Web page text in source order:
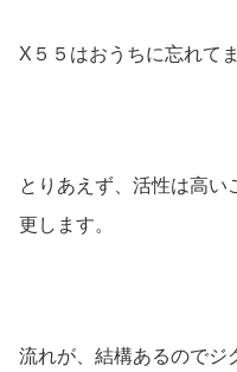
X５５はおうちに忘れて
とりあえず、活性は高い
更します。
流れが、結構あるのでジ